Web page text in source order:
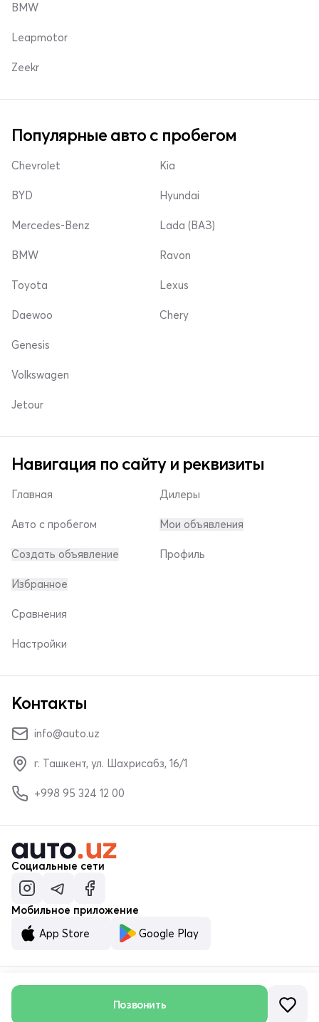
Позвонить
BMW
Leapmotor
Zeekr
Популярные авто с пробегом
Chevrolet
BYD
Mercedes-Benz
Kia
Hyundai
Lada (ВАЗ)
BMW
Toyota
Daewoo
Ravon
Lexus
Chery
Genesis
Volkswagen
Jetour
Навигация по сайту и реквизиты
Главная
Авто с пробегом
Создать объявление
Дилеры
Мои объявления
Профиль
Избранное
Сравнения
Настройки
Контакты
info@auto.uz
г. Ташкент, ул. Шахрисабз, 16/1
+998 95 324 12 00
Социальные сети
Мобильное приложение
App Store
Google Play
© ООО «MALUMOTNOMA» 2023–2026